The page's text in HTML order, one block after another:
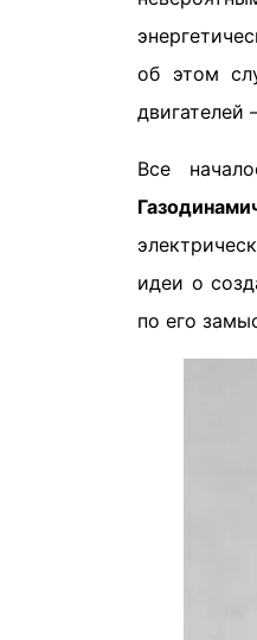
об этом
двигателей
Все
идеи о
по его